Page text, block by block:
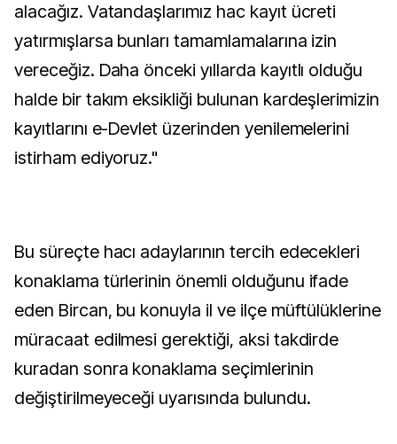
alacağız. Vatandaşlarımız hac kayıt ücreti
yatırmışlarsa bunları tamamlamalarına izin
vereceğiz. Daha önceki yıllarda kayıtlı olduğu
halde bir takım eksikliği bulunan kardeşlerimizin
kayıtlarını e-Devlet üzerinden yenilemelerini
istirham ediyoruz."
Bu süreçte hacı adaylarının tercih edecekleri
konaklama türlerinin önemli olduğunu ifade
eden Bircan, bu konuyla il ve ilçe müftülüklerine
müracaat edilmesi gerektiği, aksi takdirde
kuradan sonra konaklama seçimlerinin
değiştirilmeyeceği uyarısında bulundu.